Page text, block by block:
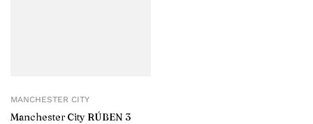
MANCHESTER CITY
Manchester City RÚBEN 3